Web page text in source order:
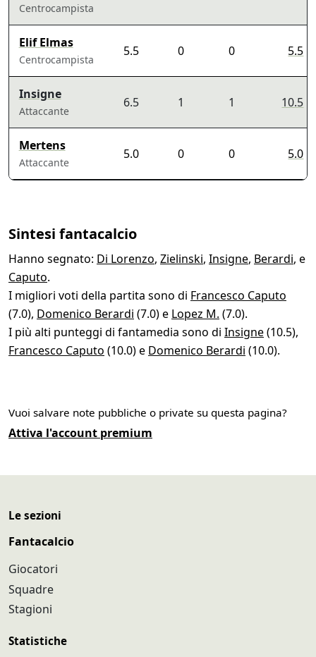
Centrocampista
Elif Elmas
Centrocampista
5.5 0 0 5.5
Insigne
Attaccante
6.5 1 1 10.5
Mertens
Attaccante
5.0 0 0 5.0
Sintesi fantacalcio
Hanno segnato: Di Lorenzo, Zielinski, Insigne, Berardi, e
Caputo.
I migliori voti della partita sono di Francesco Caputo
(7.0), Domenico Berardi (7.0) e Lopez M. (7.0).
I più alti punteggi di fantamedia sono di Insigne(10.5),
Francesco Caputo (10.0) e Domenico Berardi (10.0).
Vuoi salvare note pubbliche o private su questa pagina?
Attiva l'account premium
Le sezioni
Fantacalcio
Giocatori
Squadre
Stagioni
Statistiche